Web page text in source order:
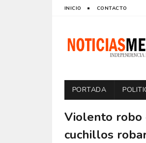
INICIO CONTACTO
PORTADA
Violento robo
cuchillos